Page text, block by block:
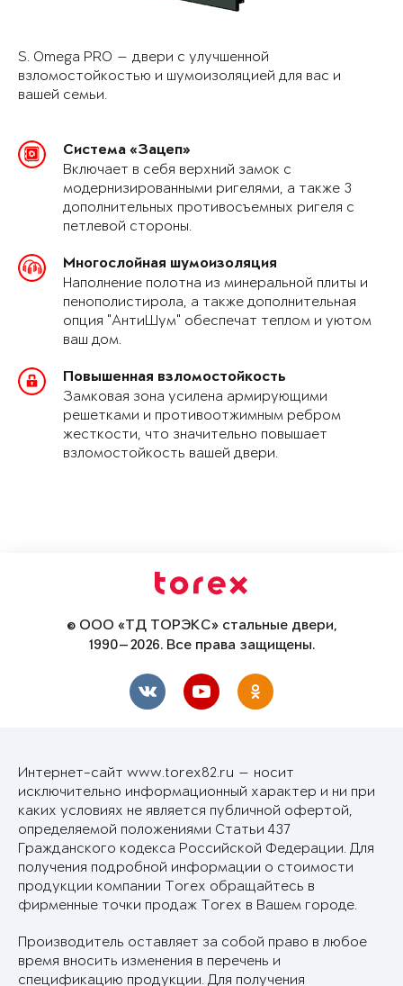
S. Omega PRO — двери с улучшенной
взломостойкостью и шумоизоляцией для вас и
вашей семьи.
Система «Зацеп»
Включает в себя верхний замок с
модернизированными ригелями, а также 3
дополнительных противосъемных ригеля с
петлевой стороны.
Многослойная шумоизоляция
Наполнение полотна из минеральной плиты и
пенополистирола, а также дополнительная
опция "АнтиШум" обеспечат теплом и уютом
ваш дом.
Повышенная взломостойкость
Замковая зона усилена армирующими
решетками и противоотжимным ребром
жесткости, что значительно повышает
взломостойкость вашей двери.
© ООО «ТД ТОРЭКС» стальные двери,
1990—2026. Все права защищены.
Интернет-сайт www.torex82.ru — носит
исключительно информационный характер и ни при
каких условиях не является публичной офертой,
определяемой положениями Статьи 437
Гражданского кодекса Российской Федерации. Для
получения подробной информации о стоимости
продукции компании Torex обращайтесь в
фирменные точки продаж Torex в Вашем городе.
Производитель оставляет за собой право в любое
время вносить изменения в перечень и
спецификацию продукции. Для получения